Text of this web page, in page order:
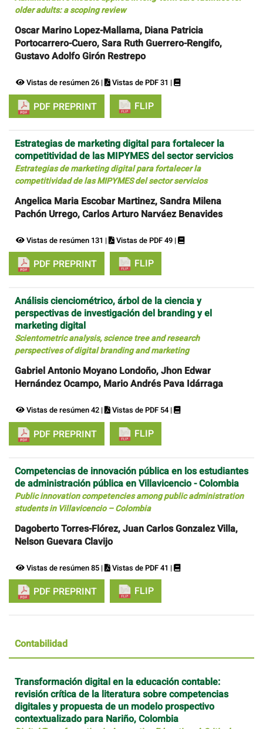
older adults: a scoping review
Oscar Marino Lopez-Mallama, Diana Patricia
Portocarrero-Cuero, Sara Ruth Guerrero-Rengifo,
Gustavo Adolfo Girón Restrepo
Vistas de resúmen 26 | Vistas de PDF 31 |
PDF PREPRINT FLIP
Estrategias de marketing digital para fortalecer la
competitividad de las MIPYMES del sector servicios
Estrategias de marketing digital para fortalecer la
competitividad de las MIPYMES del sector servicios
Angelica Maria Escobar Martinez, Sandra Milena
Pachón Urrego, Carlos Arturo Narváez Benavides
Vistas de resúmen 131 | Vistas de PDF 49 |
PDF PREPRINT FLIP
Análisis cienciométrico, árbol de la ciencia y
perspectivas de investigación del branding y el
marketing digital
Scientometric analysis, science tree and research
perspectives of digital branding and marketing
Gabriel Antonio Moyano Londoño, Jhon Edwar
Hernández Ocampo, Mario Andrés Pava Idárraga
Vistas de resúmen 42 | Vistas de PDF 54 |
PDF PREPRINT FLIP
Competencias de innovación pública en los estudiantes
de administración pública en Villavicencio - Colombia
Public innovation competencies among public administration
students in Villavicencio – Colombia
Dagoberto Torres-Flórez, Juan Carlos Gonzalez Villa,
Nelson Guevara Clavijo
Vistas de resúmen 85 | Vistas de PDF 41 |
PDF PREPRINT FLIP
Contabilidad
Transformación digital en la educación contable:
revisión crítica de la literatura sobre competencias
digitales y propuesta de un modelo prospectivo
contextualizado para Nariño, Colombia